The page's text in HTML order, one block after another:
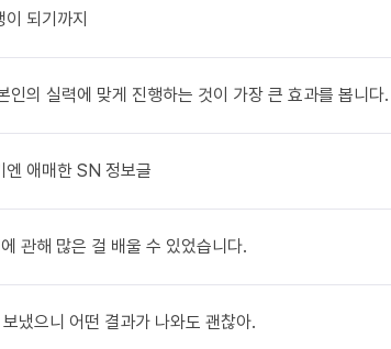
되기까지
의 실력에 맞게 진행하는 것이 가장 큰 효과를 봅니다.
애매한 SN 정보글
관해 많은 걸 배울 수 있었습니다.
냈으니 어떤 결과가 나와도 괜찮아.